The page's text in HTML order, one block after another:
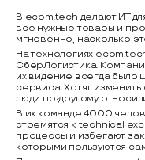
В ecom.tech делают ИТ
все нужные товары и
мгновенно, насколько
На технологиях
СберЛогистика.
их видение всегда было
сервиса. Хотят
люди по-другому
В их команде 4000
стремятся к technical
процессы и избегают
которыми пользуются